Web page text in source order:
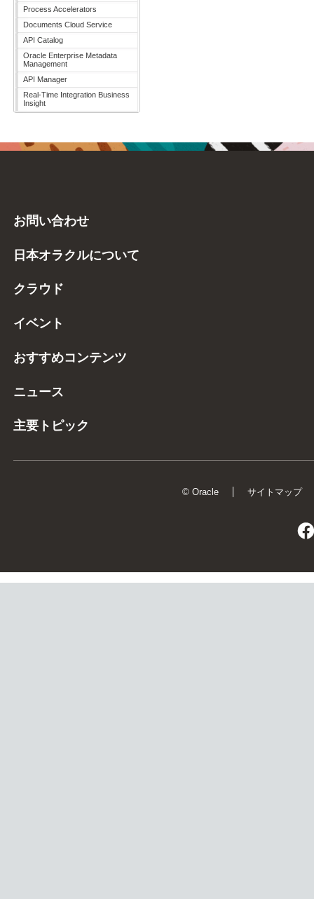
Process Accelerators
Documents Cloud Service
API Catalog
Oracle Enterprise Metadata
Management
API Manager
Real-Time Integration Business
Insight
お問い合わせ
日本オラクルについて
クラウド
イベント
おすすめコンテンツ
ニュース
主要トピック
© Oracle サイトマップ